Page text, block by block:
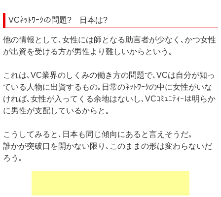
VCﾈｯﾄﾜｰｸの問題? 日本は?
他の情報として､女性には師となる助言者が少なく､かつ女性
が出資を受ける方が男性より難しいからという｡
これは､VC業界のしくみの働き方の問題で､VCは自分が知っ
ている人物に出資するもの｡日常のﾈｯﾄﾜｰｸの中に女性がいな
ければ､女性が入ってくる余地はないし､VCｺﾐｭﾆﾃｨｰは明らか
に男性が支配しているからと｡
こうしてみると､日本も同じ傾向にあると言えそうだ｡
誰かが突破口を開かない限り､このままの形は変わらないだ
ろう｡